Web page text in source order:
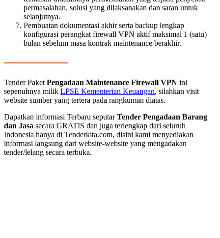
permasalahan, solusi yang dilaksanakan dan saran untuk
selanjutnya.
Pembuatan dokumentasi akhir serta backup lengkap
konfigurasi perangkat firewall VPN aktif maksimal 1 (satu)
bulan sebelum masa kontrak maintenance berakhir.
Tender Paket Pengadaan Maintenance Firewall VPN ini
sepenuhnya milik LPSE Kementerian Keuangan, silahkan visit
website sumber yang tertera pada rangkuman diatas.
Dapatkan informasi Terbaru seputarTender Pengadaan Barang
dan Jasa secara GRATIS dan juga terlengkap dari seluruh
Indonesia hanya di Tenderkita.com, disini kami menyediakan
informasi langsung dari website-website yang mengadakan
tender/lelang secara terbuka.